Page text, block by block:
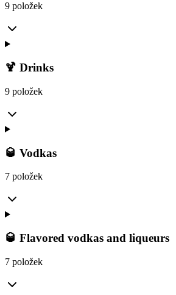
9 položek
🍹 Drinks
9 položek
🥃 Vodkas
7 položek
🥃 Flavored vodkas and liqueurs
7 položek